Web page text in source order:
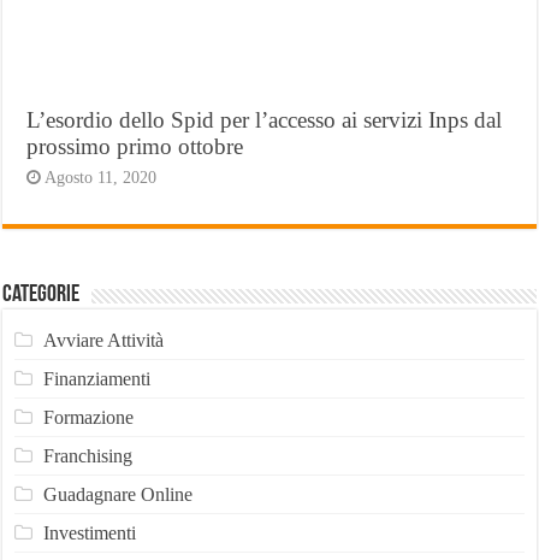
L’esordio dello Spid per l’accesso ai servizi Inps dal
prossimo primo ottobre
Agosto 11, 2020
Categorie
Avviare Attività
Finanziamenti
Formazione
Franchising
Guadagnare Online
Investimenti